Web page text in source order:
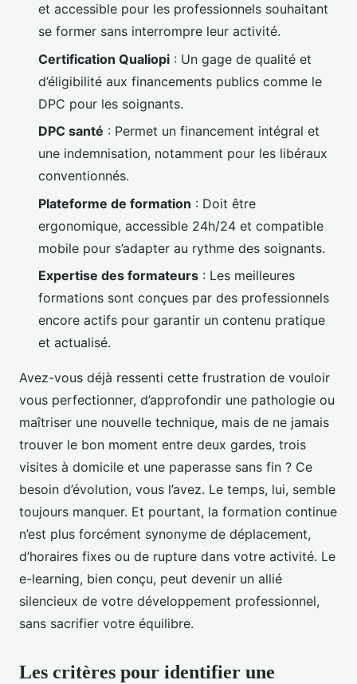
et accessible pour les professionnels souhaitant
se former sans interrompre leur activité.
Certification Qualiopi : Un gage de qualité et
d’éligibilité aux financements publics comme le
DPC pour les soignants.
DPC santé : Permet un financement intégral et
une indemnisation, notamment pour les libéraux
conventionnés.
Plateforme de formation : Doit être
ergonomique, accessible 24h/24 et compatible
mobile pour s’adapter au rythme des soignants.
Expertise des formateurs : Les meilleures
formations sont conçues par des professionnels
encore actifs pour garantir un contenu pratique
et actualisé.
Avez-vous déjà ressenti cette frustration de vouloir
vous perfectionner, d’approfondir une pathologie ou
maîtriser une nouvelle technique, mais de ne jamais
trouver le bon moment entre deux gardes, trois
visites à domicile et une paperasse sans fin ? Ce
besoin d’évolution, vous l’avez. Le temps, lui, semble
toujours manquer. Et pourtant, la formation continue
n’est plus forcément synonyme de déplacement,
d’horaires fixes ou de rupture dans votre activité. Le
e-learning, bien conçu, peut devenir un allié
silencieux de votre développement professionnel,
sans sacrifier votre équilibre.
Les critères pour identifier une